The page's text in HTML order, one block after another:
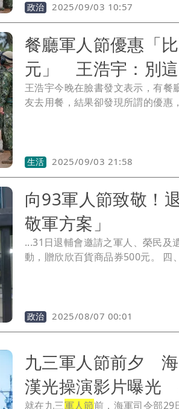
政治 2025/09/03 10:57
餐廳軍人節優惠「
元」 王浩宇：別
王浩宇今晚在臉書發文表示，有餐
友去用餐，結果卻發現所謂的優惠
生活 2025/09/03 21:58
向93軍人節致敬！
敬軍方案」
...31日退輔會邀請之軍人、榮民及
動，贈欣欣百貨
政治 2025/08/07 00:01
九三軍人節前夕
漢光操演影片曝光
就在九三軍人節前，海軍司令部29